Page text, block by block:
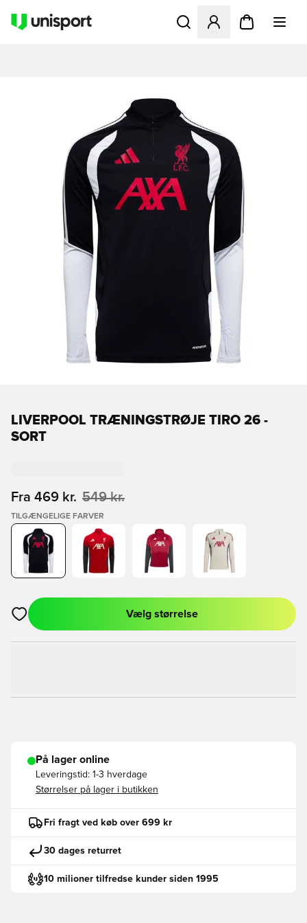
Åbner en Modal til at
LIVERPOOL TRÆNINGSTRØJE TIRO 26 -
SORT
Fra 469 kr. 549 kr.
TILGÆNGELIGE FARVER
Åbner en Modal til at logge ind eller tilmelde dig som medlem
Vælg størrelse
På lager online
Leveringstid: 1-3 hverdage
Størrelser på lager i butikken
Fri fragt ved køb over 699 kr
30 dages returret
10 milioner tilfredse kunder siden 1995